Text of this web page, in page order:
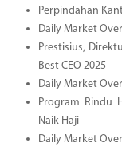
Perpindahan
Daily Market
Prestisius,
Best CEO 2025
Daily Market
Program Rindu
Naik Haji
Daily Market